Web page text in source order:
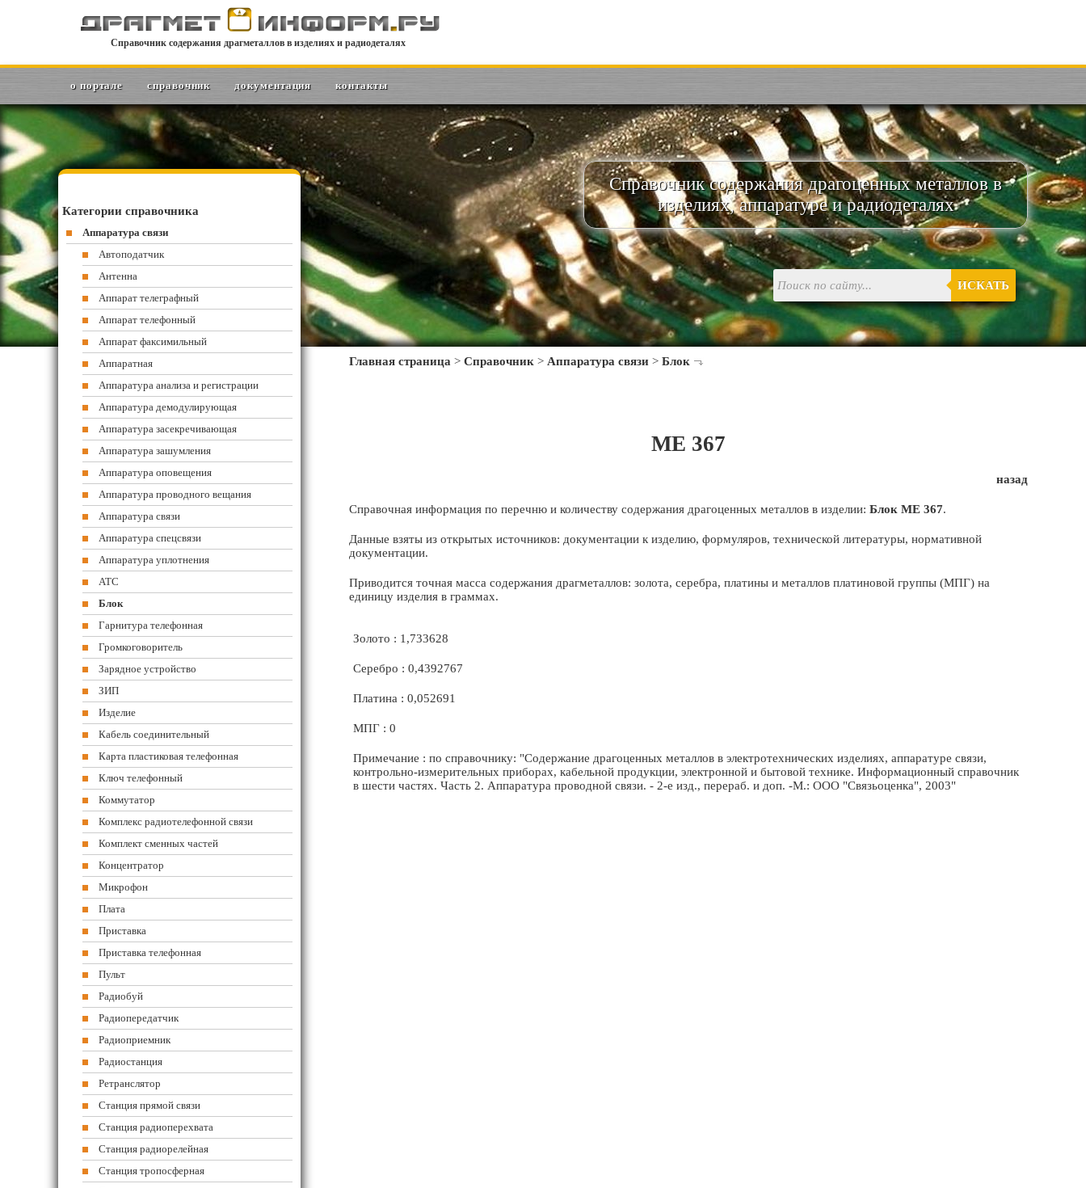
Справочник содержания драгметаллов в изделиях и радиодеталях
о портале справочник документация контакты
Справочник содержания драгоценных металлов в
изделиях, аппаратуре и радиодеталях
ИСКАТЬ
Главная страница > Справочник > Аппаратура связи > Блок
МЕ 367
назад
Справочная информация по перечню и количеству содержания драгоценных металлов в изделии: Блок МЕ 367.
Данные взяты из открытых источников: документации к изделию, формуляров, технической литературы, нормативной
документации.
Приводится точная масса содержания драгметаллов: золота, серебра, платины и металлов платиновой группы (МПГ) на
единицу изделия в граммах.
Золото : 1,733628
Серебро : 0,4392767
Платина : 0,052691
МПГ : 0
Примечание : по справочнику: "Содержание драгоценных металлов в электротехнических изделиях, аппаратуре связи,
контрольно-измерительных приборах, кабельной продукции, электронной и бытовой технике. Информационный справочник
в шести частях. Часть 2. Аппаратура проводной связи. - 2-е изд., перераб. и доп. -М.: ООО "Связьоценка", 2003"
Категории справочника
Аппаратура связи
Автоподатчик
Антенна
Аппарат телеграфный
Аппарат телефонный
Аппарат факсимильный
Аппаратная
Аппаратура анализа и регистрации
Аппаратура демодулирующая
Аппаратура засекречивающая
Аппаратура зашумления
Аппаратура оповещения
Аппаратура проводного вещания
Аппаратура связи
Аппаратура спецсвязи
Аппаратура уплотнения
АТС
Блок
Гарнитура телефонная
Громкоговоритель
Зарядное устройство
ЗИП
Изделие
Кабель соединительный
Карта пластиковая телефонная
Ключ телефонный
Коммутатор
Комплекс радиотелефонной связи
Комплект сменных частей
Концентратор
Микрофон
Плата
Приставка
Приставка телефонная
Пульт
Радиобуй
Радиопередатчик
Радиоприемник
Радиостанция
Ретранслятор
Станция прямой связи
Станция радиоперехвата
Станция радиорелейная
Станция тропосферная